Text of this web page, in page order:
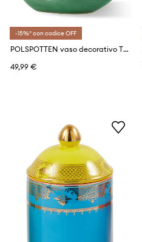
-15%* con codice OFF
POLSPOTTEN vaso decorativo Three Ears S/21 cm
49,99 €